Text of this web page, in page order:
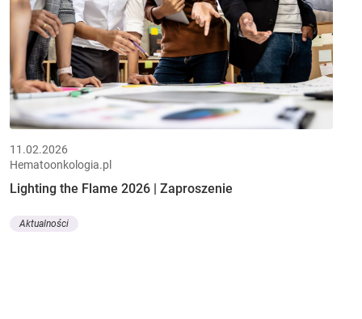
11.02.2026
Hematoonkologia.pl
Lighting the Flame 2026 | Zaproszenie
Aktualności